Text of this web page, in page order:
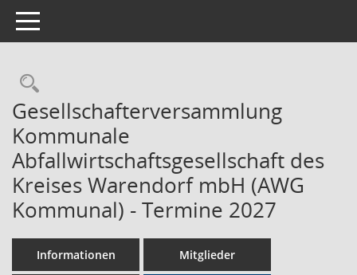
Toggle navigation
Rechercheauswahl
Gesellschafterversammlung
Kommunale
Abfallwirtschaftsgesellschaft des
Kreises Warendorf mbH (AWG
Kommunal) - Termine 2027
Informationen Mitglieder